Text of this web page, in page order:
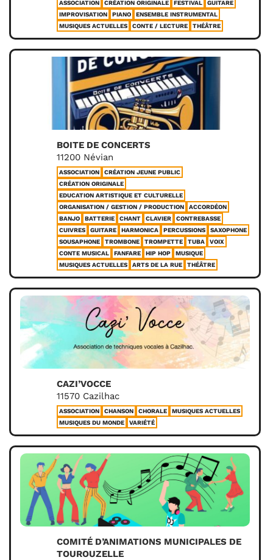
ASSOCIATION CRÉATION ORIGINALE FESTIVAL
GUITARE
IMPROVISATION
PIANO
ENSEMBLE INSTRUMENTAL
MUSIQUES ACTUELLES
CONTE / LECTURE THÉÂTRE
BOITE DE CONCERTS
11200 Névian
ASSOCIATION
CRÉATION JEUNE PUBLIC
CRÉATION ORIGINALE
EDUCATION ARTISTIQUE ET CULTURELLE
ORGANISATION / GESTION / PRODUCTION
ACCORDÉON
BANJO
BATTERIE CHANT CLAVIER
CONTREBASSE
CUIVRES
GUITARE HARMONICA PERCUSSIONS
SAXOPHONE
SOUSAPHONE
TROMBONE TROMPETTE TUBA
VOIX
CONTE MUSICAL
FANFARE HIP HOP
MUSIQUE
MUSIQUES ACTUELLES
ARTS DE LA RUE THÉÂTRE
CAZI’VOCCE
11570 Cazilhac
ASSOCIATION CHANSON CHORALE
MUSIQUES ACTUELLES
MUSIQUES DU MONDE
VARIÉTÉ
COMITÉ D’ANIMATIONS MUNICIPALES DE
TOUROUZELLE